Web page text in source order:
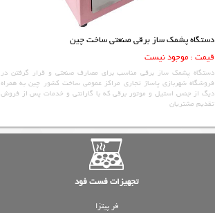
دستگاه پشمک ساز برقی صنعتی ساخت چین
قیمت : موجود نیست
دستگاه پشمک ساز برقی مناسب برای مصارف صنعتی و قرار گرفتن در
فروشگاه شهربازی پاساژ تجاری مراکز عمومی ساخت کشور چین به همراه
دیگ از جنس استیل و موتور برقی که با گارانتی و خدمات پس از فروش
تقدیم مشتریان
تجهیزات فست فود
فر پیتزا